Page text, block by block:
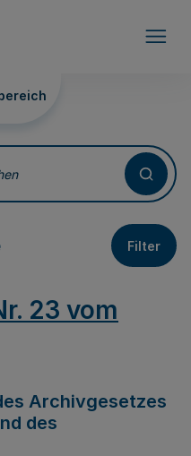
Filter
23 vom
Archivgesetzes
des